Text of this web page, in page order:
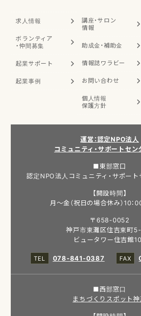
求人情報
ボランティア
・仲間募集
起業サポート
起業事例
講座・サロン
情報
助成金・補助金
情報誌ワラビー
お問い合わせ
個人情報
保護方針
運営：認定NPO法人
コミュニティ・サポートセ
■東部窓口
認定NPO法人コミュニティ・サポー
【開設時間】
月～金（祝日の場合休み）10：
〒658-0052
神戸市東灘区住吉東町
ビュータワー住吉館
078-841-0387
■西部窓口
まちづくりスポット神